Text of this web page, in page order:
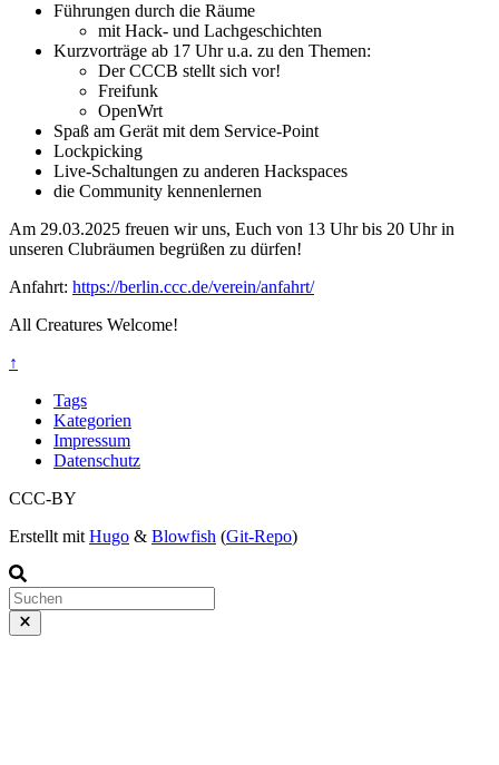
Führungen durch die Räume
mit Hack- und Lachgeschichten
Kurzvorträge ab 17 Uhr u.a. zu den Themen:
Der CCCB stellt sich vor!
Freifunk
OpenWrt
Spaß am Gerät mit dem Service-Point
Lockpicking
Live-Schaltungen zu anderen Hackspaces
die Community kennenlernen
Am 29.03.2025 freuen wir uns, Euch von 13 Uhr bis 20 Uhr in
unseren Clubräumen begrüßen zu dürfen!
Anfahrt: https://berlin.ccc.de/verein/anfahrt/
All Creatures Welcome!
↑
Tags
Kategorien
Impressum
Datenschutz
CCC-BY
Erstellt mit Hugo & Blowfish (Git-Repo)